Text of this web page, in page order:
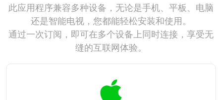
此应用程序兼容多种设备，无论是手机、平板、电脑
还是智能电视，您都能轻松安装和使用。
通过一次订阅，即可在多个设备上同时连接，享受无
缝的互联网体验。